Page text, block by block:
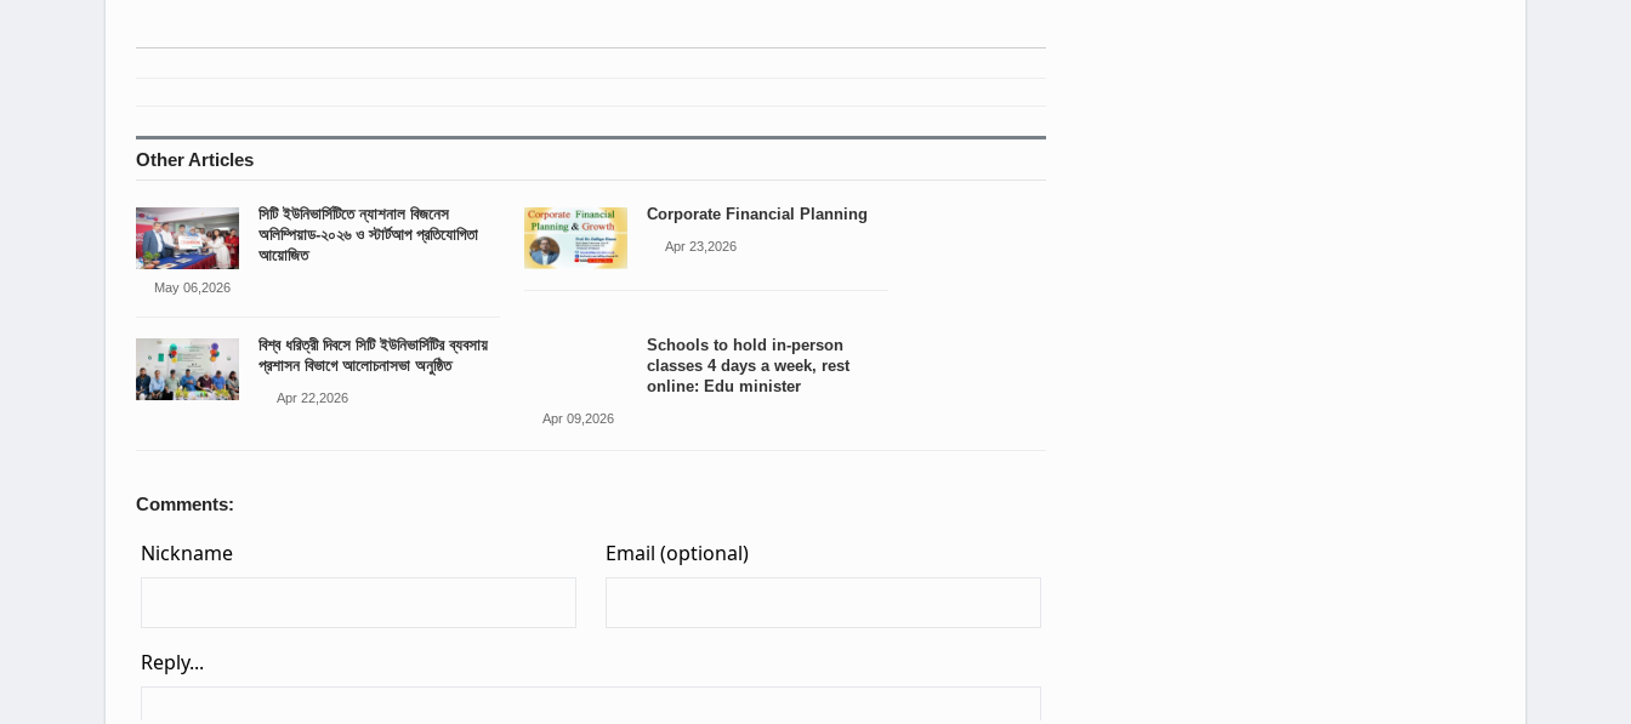
Other Articles
সিটি ইউনিভার্সিটিতে ন্যাশনাল বিজনেস
অলিম্পিয়াড-২০২৬ ও স্টার্টআপ প্রতিযোগিতা
আয়োজিত
May 06,2026
Corporate Financial Planning
Apr 23,2026
বিশ্ব ধরিত্রী দিবসে সিটি ইউনিভার্সিটির ব্যবসায়
প্রশাসন বিভাগে আলোচনাসভা অনুষ্ঠিত
Apr 22,2026
Schools to hold in-person
classes 4 days a week, rest
online: Edu minister
Apr 09,2026
Comments: